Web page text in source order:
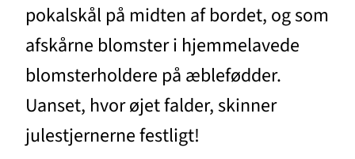
pokalskål på midten af bordet, og som
afskårne blomster i hjemmelavede
blomsterholdere på æblefødder.
Uanset, hvor øjet falder, skinner
julestjernerne festligt!